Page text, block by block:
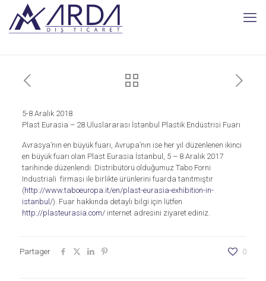
5-8 Aralık 2018
Plast Eurasia – 28.Uluslararası İstanbul Plastik Endüstrisi Fuarı
Avrasya’nın en büyük fuarı, Avrupa’nın ise her yıl düzenlenen ikinci
en büyük fuarı olan Plast Eurasia İstanbul, 5 – 8 Aralık 2017
tarihinde düzenlendi. Distribütörü olduğumuz Tabo Forni
Industriali firması ile birlikte ürünlerini fuarda tanıtmıştır
(http://www.taboeuropa.it/en/plast-eurasia-exhibition-in-
istanbul/). Fuar hakkında detaylı bilgi için lütfen
http://plasteurasia.com/internet adresini ziyaret ediniz.
Partager 0